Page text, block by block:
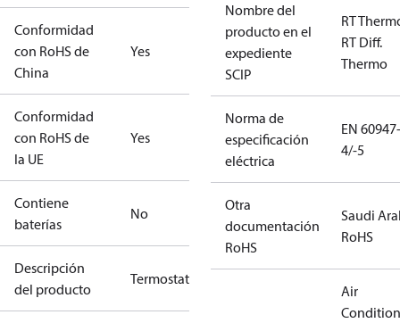
Conformidad
con RoHS de
China
Yes
Conformidad
con RoHS de
la UE
Yes
Contiene
baterías
No
Descripción
del producto
Termostato
Nombre del
producto en el
expediente
SCIP
RT
RT Diff.
Thermo
Norma de
especificación
eléctrica
EN 60947-
4/-5
Otra
documentación
RoHS
Saudi
RoHS
Air